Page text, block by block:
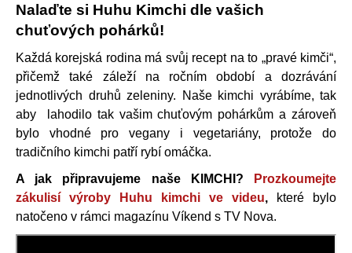
Nalaďte si Huhu Kimchi dle vašich
chuťových pohárků!
Každá korejská rodina má svůj recept na to „pravé kimči“,
přičemž také záleží na ročním období a dozrávání
jednotlivých druhů zeleniny. Naše kimchi vyrábíme, tak
aby lahodilo tak vašim chuťovým pohárkům a zároveň
bylo vhodné pro vegany i vegetariány, protože do
tradičního kimchi patří rybí omáčka.
A jak připravujeme naše KIMCHI?
Prozkoumejte
zákulisí výroby Huhu kimchi ve videu, které bylo
natočeno v rámci magazínu Víkend s TV Nova.
o
t
ř
e
b
u
j
e
t
e
n
a